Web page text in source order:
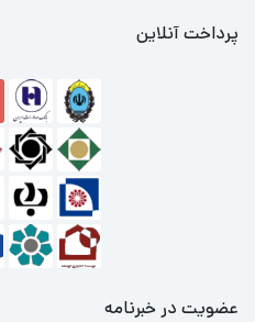
پرداخت آنلاین
عضویت در خبرنامه